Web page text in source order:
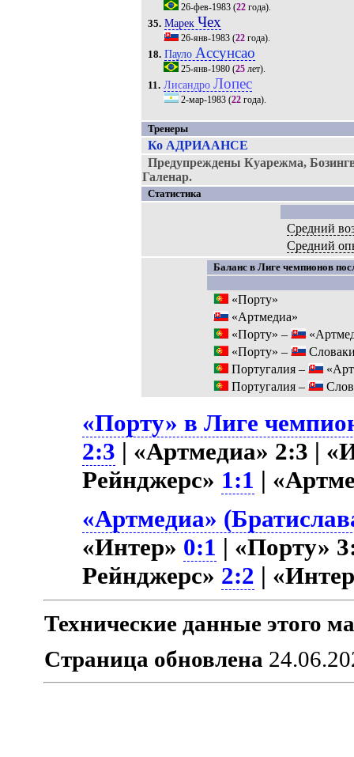
26-фев-1983(22года).
35. Марек Чех
26-янв-1983(22года).
18. Пауло Ассунсао
25-янв-1980(25лет).
11. Лисандро Лопес
2-мар-1983(22года).
Тренеры
Ко АДРИААНСЕ
Предупреждены Куарежма,
Галенар.
Статистика
Средний
Средний
Баланс в Лиге чемпионов
«Порту»
«Артмедиа»
«Порту» –
«Порту» –
Португалия –
Португалия –
«Порту» в Лиге
2:3 | «Артмедиа» 2:3 |
Рейнджерс» 1:1 |
«Артмедиа»
«Интер» 0:1 | «Порту»
Рейнджерс» 2:2 |
Технические данные этого
Страница обновлена